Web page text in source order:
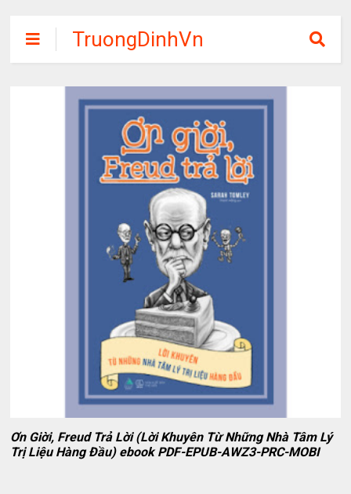
TruongDinhVn
Chia sẽ ebook,
các khóa học,
phần mềm học
tập miễn phí
Ơn Giời, Freud Trả Lời (Lời Khuyên Từ Những Nhà Tâm Lý
Trị Liệu Hàng Đầu) ebook PDF-EPUB-AWZ3-PRC-MOBI